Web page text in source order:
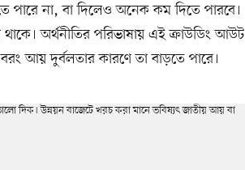
পারে না, বা দিলেও অনেক কম দিতে পারবে।
অর্থনীতির পরিভাষায় এই ক্রাউডিং আউট
আয় দুর্বলতার কারণে তা বাড়তে পারে।